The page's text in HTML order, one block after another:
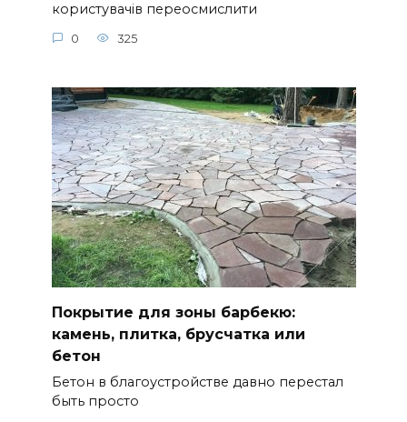
користувачів переосмислити
0 325
Покрытие для зоны барбекю:
камень, плитка, брусчатка или
бетон
Бетон в благоустройстве давно перестал
быть просто